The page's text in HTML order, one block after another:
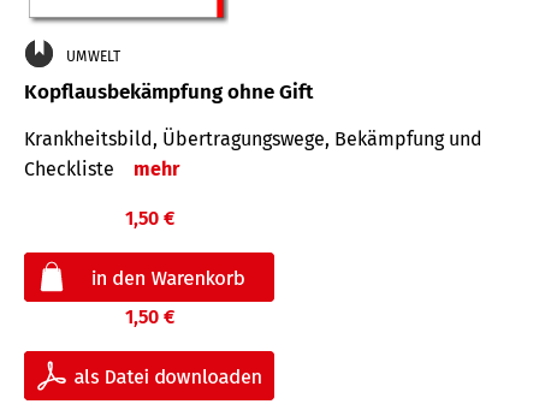
UMWELT
Kopflausbekämpfung ohne Gift
Krankheits­bild, Übertra­gungs­wege, Bekämpfung und
Check­liste
mehr
1,50 €
1,50 €